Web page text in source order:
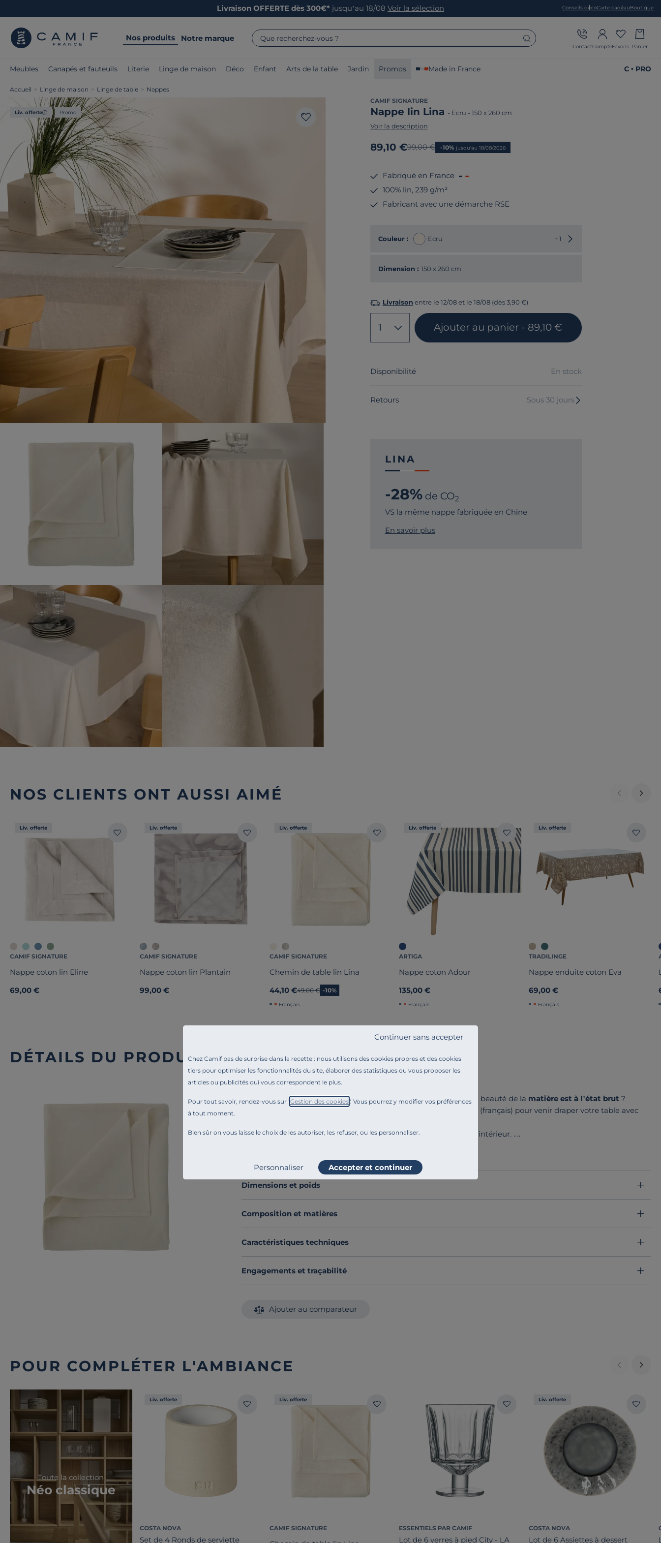
Chez Camif pas de surprise dans la recette : nous utilisons des cookies propres et des cookies
tiers pour optimiser les fonctionnalités du site, élaborer des statistiques ou vous proposer les
articles ou publicités qui vous correspondent le plus.
Pour tout savoir, rendez-vous sur " Gestion des cookies". Vous pourrez y modifier vos préférences
à tout moment.
Bien sûr on vous laisse le choix de les autoriser, les refuser, ou les personnaliser.
Continuer sans accepter
Personnaliser Accepter et continuer
Livraison OFFERTE dès 300€* jusqu’au 18/08 Voir la sélection Conseils décoCarte cadeauBoutique
Nos produits Notre marque Que recherchez-vous ?
ContactCompteFavoris Panier
Meubles Canapés et fauteuils Literie Linge de maison Déco Enfant Arts de la table Jardin Promos Made in France C • PRO
Accueil > Linge de maison > Linge de table > Nappes
Liv. offerte Promo
CAMIF SIGNATURE
Nappe lin Lina - Ecru - 150 x 260 cm
Voir la description
Nouveau prix
89,10 €Ancien prix
99,00 € -10% jusqu'au 18/08/2026
Fabriqué en France
100% lin, 239 g/m²
Fabricant avec une démarche RSE
Couleur : Ecru + 1 Choisir une autre couleur
Dimension : 150 x 260 cm
Livraison entre le 12/08 et le 18/08 (dès 3,90 €)
1 Ajouter au panier - 89,10 €
Disponibilité En stock
Retours Sous 30 jours
LINA
-28%de CO2
VS la même nappe fabriquée en Chine
En savoir plus
NOS CLIENTS ONT AUSSI AIMÉ
Liv. offerte
CAMIF SIGNATURE
Nappe coton lin Eline
69,00 €
Liv. offerte
CAMIF SIGNATURE
Nappe coton lin Plantain
99,00 €
Liv. offerte
CAMIF SIGNATURE
Chemin de table lin Lina
44,10 €Ancien prix
49,00 € -10%
Français
Liv. offerte
ARTIGA
Nappe coton Adour
135,00 €
Français
Liv. offerte
TRADILINGE
Nappe enduite coton Eva
69,00 €
Français
DÉTAILS DU PRODUIT
Référence : 100395454470
Vous recherchez à habiller votre table d’une nappe en lindont la beauté de la matière est à l’état brut ?
La nappe Lina estconfectionnée en France
n (français) pour venir draper votre table avec
Ses tonalités beiges et sa tenueapportent du caractère à votre intérieur.
Dimensions et poids
Composition et matières
Caractéristiques techniques
Engagements et traçabilité
Ajouter au comparateur
POUR COMPLÉTER L'AMBIANCE
Toute la collection
Néo classique
Liv. offerte
COSTA NOVA
Set de 4 Ronds de serviette
Liv. offerte
CAMIF SIGNATURE ESSENTIELS PAR CAMIF
Lot de 6 verres à pied City - LA
Liv. offerte
COSTA NOVA
Lot de 6 Assiettes à dessert